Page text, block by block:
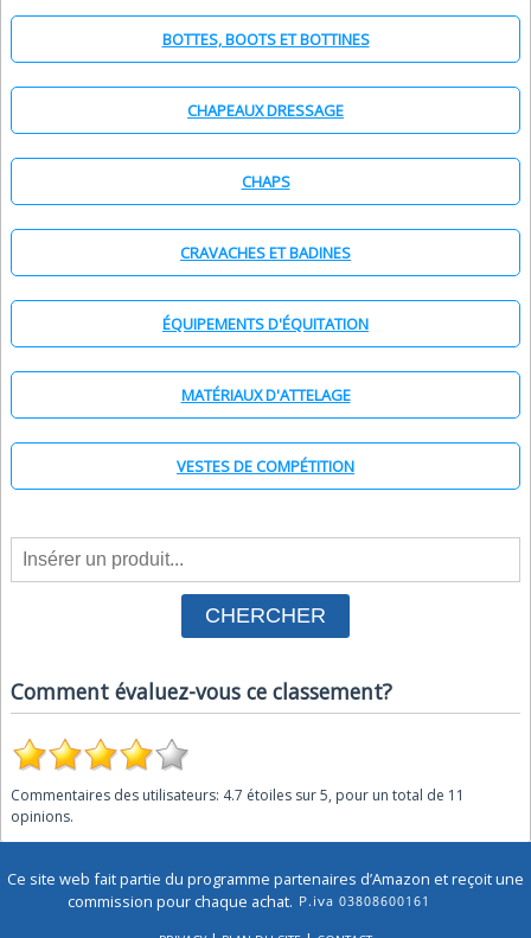
BOTTES, BOOTS ET BOTTINES
CHAPEAUX DRESSAGE
CHAPS
CRAVACHES ET BADINES
ÉQUIPEMENTS D'ÉQUITATION
MATÉRIAUX D'ATTELAGE
VESTES DE COMPÉTITION
Comment évaluez-vous ce classement?
Commentaires des utilisateurs: 4.7 étoiles sur5, pour un total de 11
opinions.
Ce site web fait partie du programme partenaires d’Amazon et reçoit une
commission pour chaque achat.